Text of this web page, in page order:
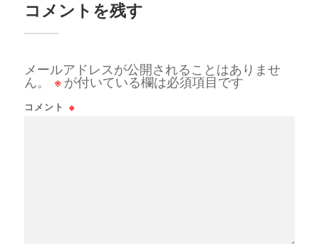
コメントを残す
メールアドレスが公開されることはありませ
ん。
※ が付いている欄は必須項目です
コメント ※